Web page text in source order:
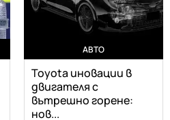
АВТО
Toyota иновации в
двигателя с
вътрешно горене:
нов...